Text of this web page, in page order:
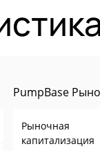
PumpBase
Рыночная
капитализация